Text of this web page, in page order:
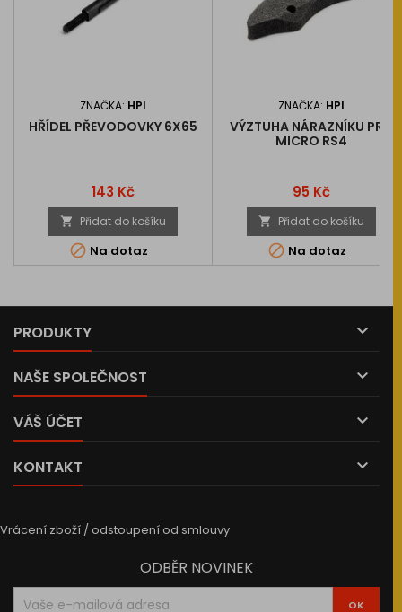
ZNAČKA: HPI
HŘÍDEL PŘEVODOVKY 6X65
Cena
143 Kč
 Přidat do košíku
 Na dotaz
ZNAČKA: HPI
VÝZTUHA NÁRAZNÍKU PRO
MICRO RS4
Cena
95 Kč
 Přidat do košíku
 Na dotaz
PRODUKTY 
NAŠE SPOLEČNOST 
VÁŠ ÚČET 
KONTAKT 
Vrácení zboží / odstoupení od smlouvy
ODBĚR NOVINEK